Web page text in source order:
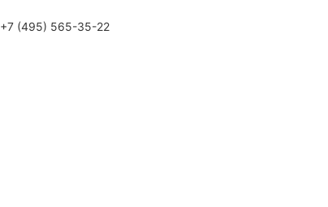
+7 (495) 565-35-22